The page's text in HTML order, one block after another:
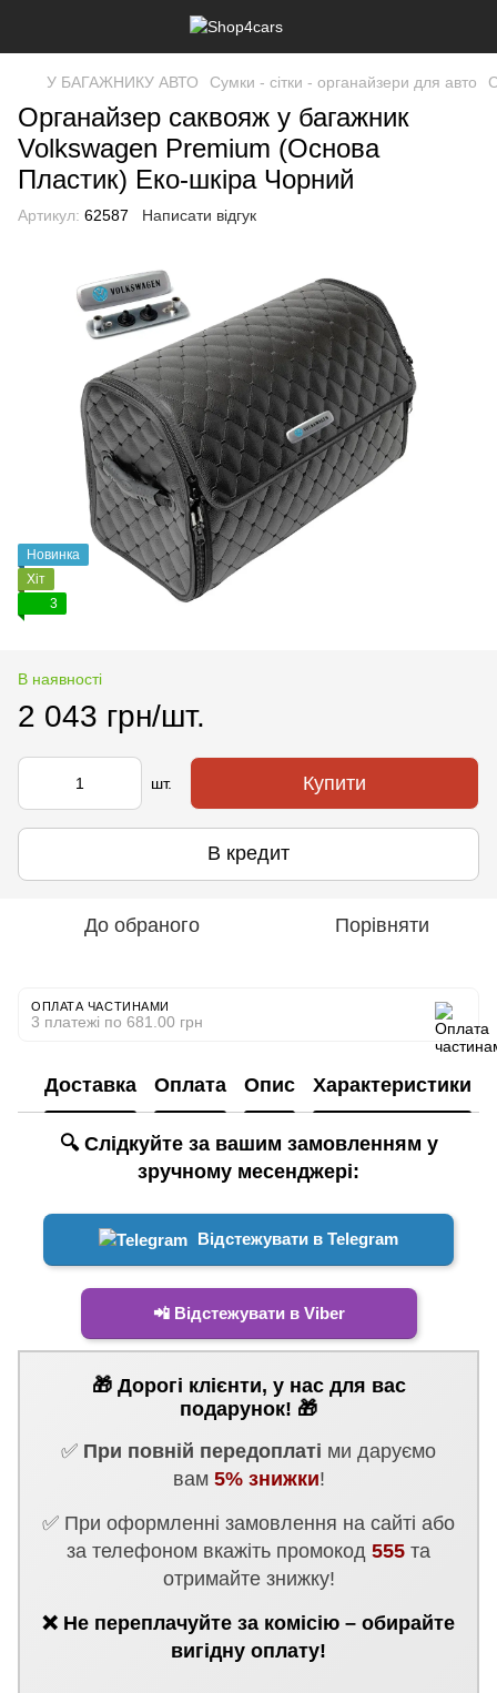
У БАГАЖНИКУ АВТО Сумки - сітки - органайзери для авто
Органайзер саквояж у багажник
Volkswagen Premium (Основа
Пластик) Еко-шкіра Чорний
Артикул: 62587 Написати відгук
Новинка
Хіт
3
В наявності
2 043 грн/шт.
шт. Купити
В кредит
До обраного Порівняти
ОПЛАТА ЧАСТИНАМИ
3 платежі по 681.00 грн
Доставка Оплата Опис Характеристики
🔍 Слідкуйте за вашим замовленням у
зручному месенджері:
Відстежувати в Telegram
📲 Відстежувати в Viber
🎁 Дорогі клієнти, у нас для вас
подарунок! 🎁
✅ При повній передоплаті ми даруємо
вам 5% знижки!
✅ При оформленні замовлення на сайті або
за телефоном вкажіть промокод 555 та
отримайте знижку!
❌ Не переплачуйте за комісію – обирайте
вигідну оплату!